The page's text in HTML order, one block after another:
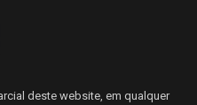
deste website, em qualquer